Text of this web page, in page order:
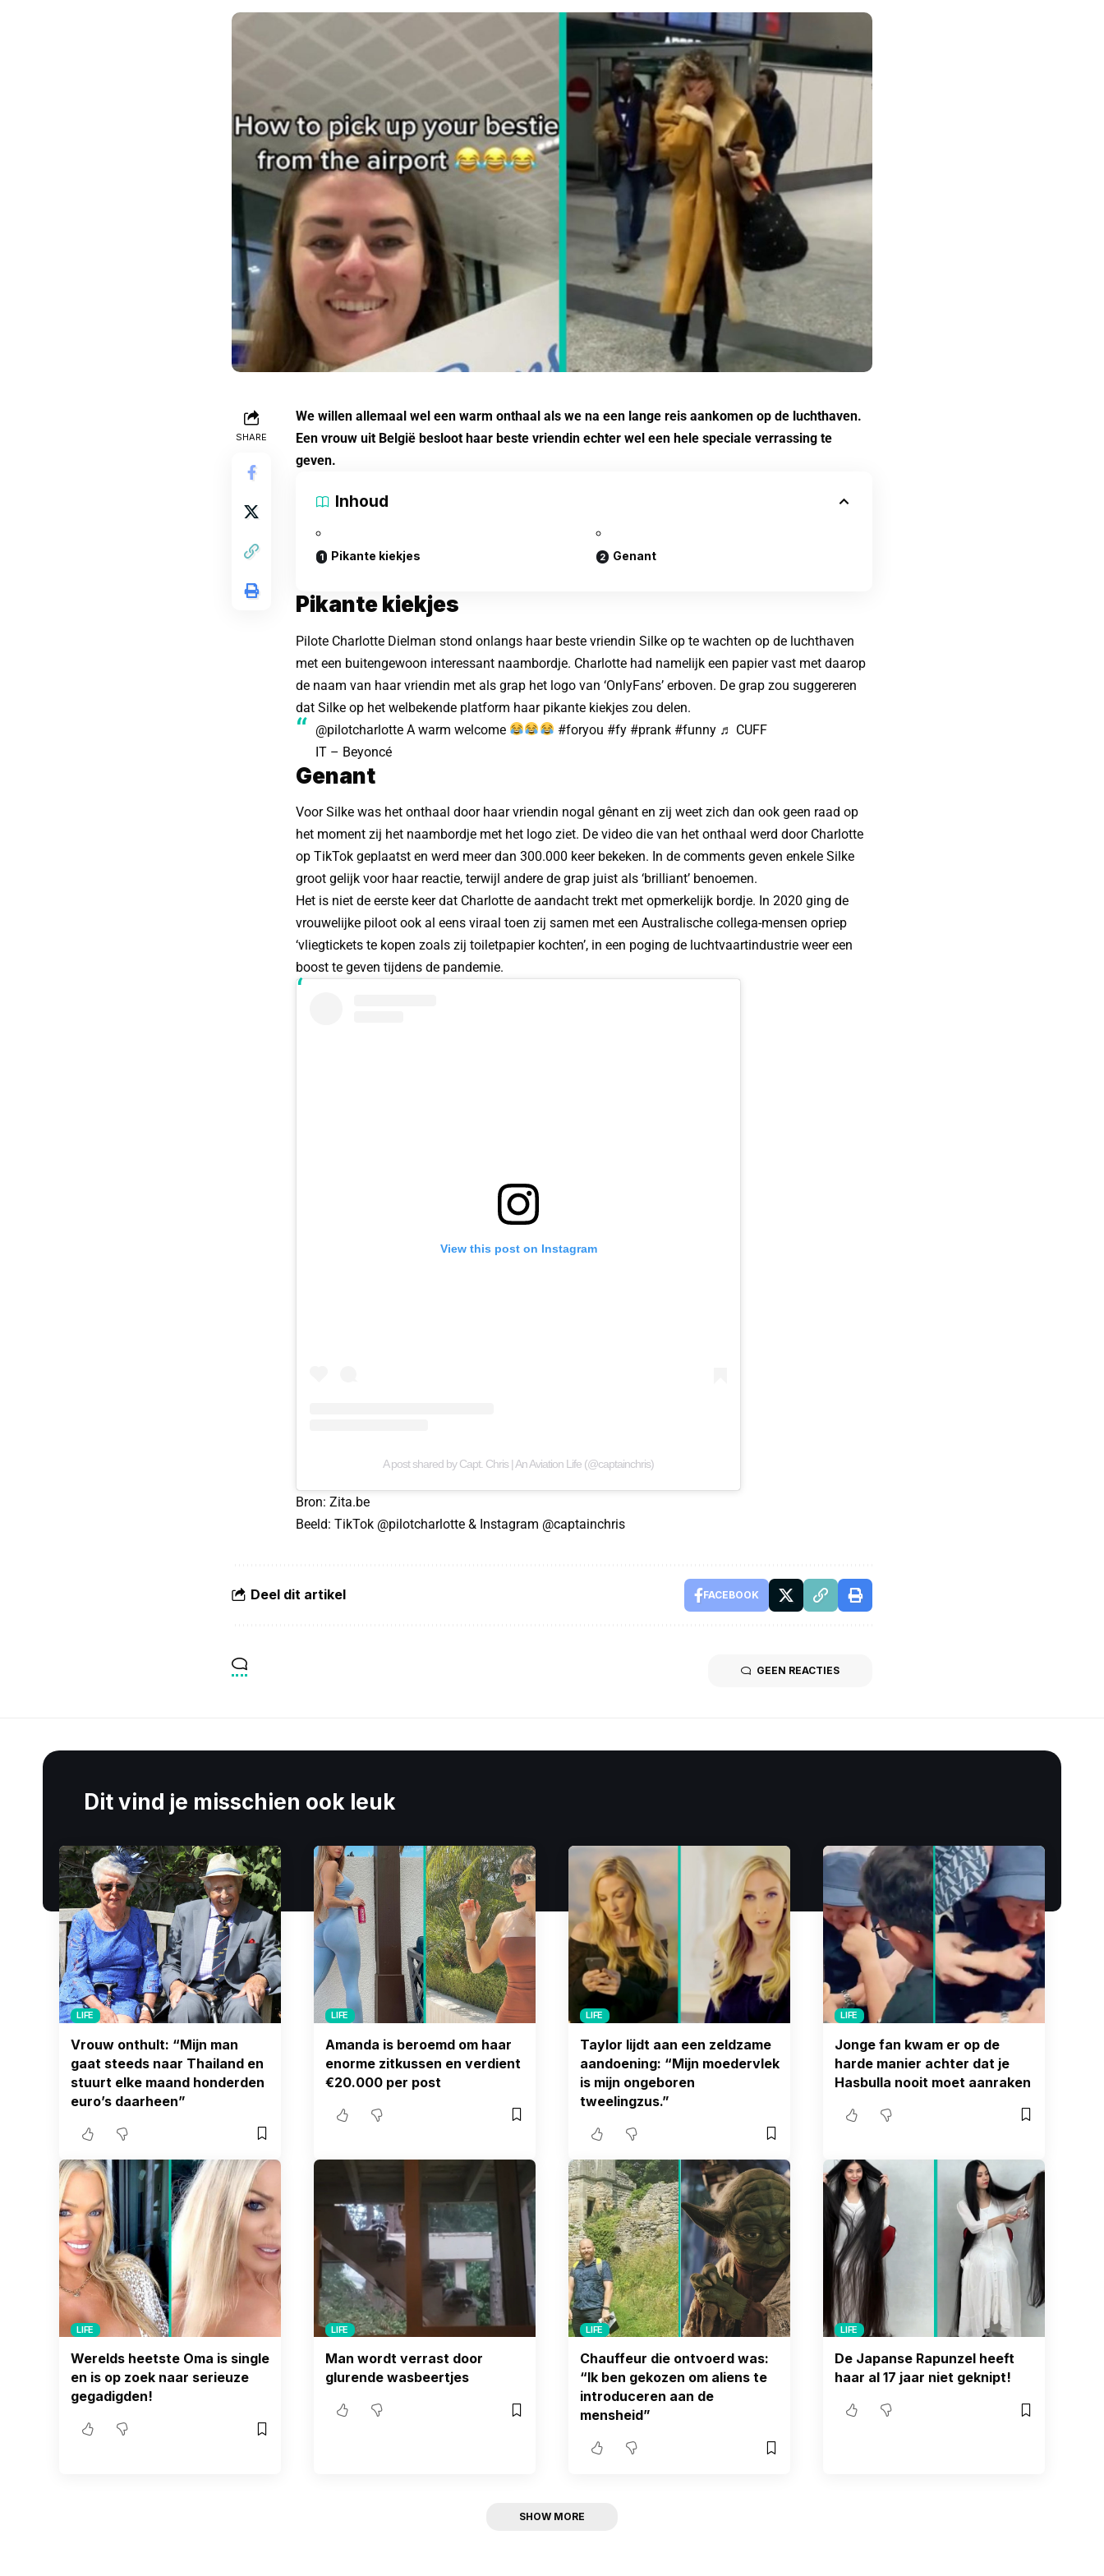
SHARE
We willen allemaal wel een warm onthaal als we na een lange reis aankomen op de luchthaven.
Een vrouw uit België besloot haar beste vriendin echter wel een hele speciale verrassing te
geven.
Inhoud
Pikante kiekjes Genant
Pikante kiekjes
Pilote Charlotte Dielman stond onlangs haar beste vriendin Silke op te wachten op de luchthaven
met een buitengewoon interessant naambordje. Charlotte had namelijk een papier vast met daarop
de naam van haar vriendin met als grap het logo van ‘OnlyFans’ erboven. De grap zou suggereren
dat Silke op het welbekende platform haar pikante kiekjes zou delen.
@pilotcharlotte A warm welcome #foryou #fy #prank #funny ♬ CUFF
IT – Beyoncé
Genant
Voor Silke was het onthaal door haar vriendin nogal gênant en zij weet zich dan ook geen raad op
het moment zij het naambordje met het logo ziet. De video die van het onthaal werd door Charlotte
op TikTok geplaatst en werd meer dan 300.000 keer bekeken. In de comments geven enkele Silke
groot gelijk voor haar reactie, terwijl andere de grap juist als ‘brilliant’ benoemen.
Het is niet de eerste keer dat Charlotte de aandacht trekt met opmerkelijk bordje. In 2020 ging de
vrouwelijke piloot ook al eens viraal toen zij samen met een Australische collega-mensen opriep
‘vliegtickets te kopen zoals zij toiletpapier kochten’, in een poging de luchtvaartindustrie weer een
boost te geven tijdens de pandemie.
View this post on Instagram
A post shared by Capt. Chris | An Aviation Life (@captainchris)
Bron: Zita.be
Beeld: TikTok @pilotcharlotte & Instagram @captainchris
Deel dit artikel FACEBOOK
GEEN REACTIES
Dit vind je misschien ook leuk
LIFE
Vrouw onthult: “Mijn man
gaat steeds naar Thailand en
stuurt elke maand honderden
euro’s daarheen”
LIFE
Amanda is beroemd om haar
enorme zitkussen en verdient
€20.000 per post
LIFE
Taylor lijdt aan een zeldzame
aandoening: “Mijn moedervlek
is mijn ongeboren
tweelingzus.”
LIFE
Jonge fan kwam er op de
harde manier achter dat je
Hasbulla nooit moet aanraken
LIFE
Werelds heetste Oma is single
en is op zoek naar serieuze
gegadigden!
LIFE
Man wordt verrast door
glurende wasbeertjes
LIFE
Chauffeur die ontvoerd was:
“Ik ben gekozen om aliens te
introduceren aan de
mensheid”
LIFE
De Japanse Rapunzel heeft
haar al 17 jaar niet geknipt!
SHOW MORE